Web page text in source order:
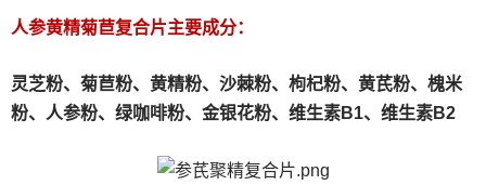
人参黄精菊苣复合片主要成分：
灵芝粉、 菊苣粉、 黄精粉、沙棘粉、枸杞粉、黄芪粉、槐米
粉、人参粉、绿咖啡粉、金银花粉、维生素B1、维生素B2